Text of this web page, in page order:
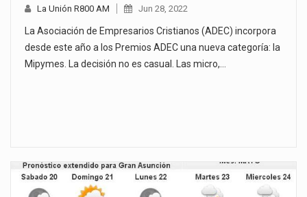
La Unión R800 AM Jun 28, 2022
La Asociación de Empresarios Cristianos (ADEC) incorpora
desde este año a los Premios ADEC una nueva categoría: la
Mipymes. La decisión no es casual. Las micro,…